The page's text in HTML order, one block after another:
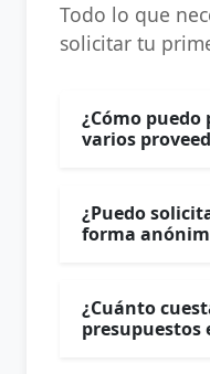
Todo lo que
solicitar tu
¿Cómo
varios
¿Puedo
forma
¿Cuánto
presupuestos